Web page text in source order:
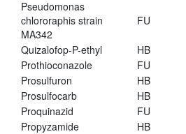
Pseudomonas
chlororaphis strain
MA342
FU
Quizalofop-P-ethyl HB
Prothioconazole
FU
Prosulfuron
HB
Prosulfocarb
HB
Proquinazid
FU
Propyzamide
HB